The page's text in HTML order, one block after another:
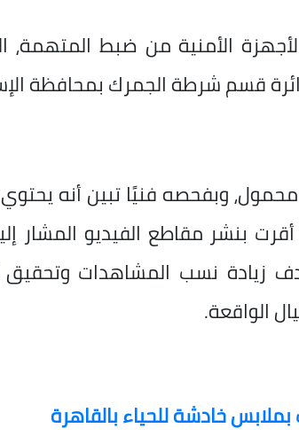
الأمنية من ضبط المتهمة،
قسم شرطة الجمرك بمحافظة
وبفحصه فنيًا تبين أنه
بنشر مقاطع الفيديو المشار
زيادة نسب المشاهدات وتحقيق
الواقعة.
خادشة للحياء بالقاهرة